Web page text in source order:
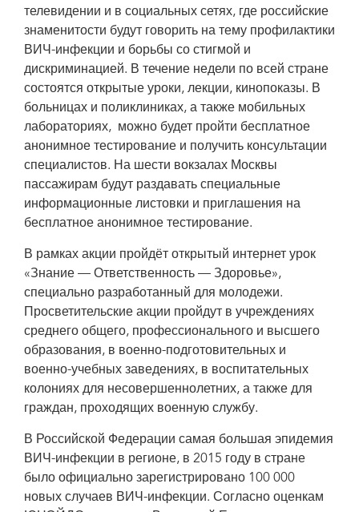
телевидении и в социальных сетях, где российские
знаменитости будут говорить на тему профилактики
ВИЧ-инфекции и борьбы со стигмой и
дискриминацией. В течение недели по всей стране
состоятся открытые уроки, лекции, кинопоказы. В
больницах и поликлиниках, а также мобильных
лабораториях, можно будет пройти бесплатное
анонимное тестирование и получить консультации
специалистов. На шести вокзалах Москвы
пассажирам будут раздавать специальные
информационные листовки и приглашения на
бесплатное анонимное тестирование.
В рамках акции пройдёт открытый интернет урок
«Знание — Ответственность — Здоровье»,
специально разработанный для молодежи.
Просветительские акции пройдут в учреждениях
среднего общего, профессионального и высшего
образования, в военно-подготовительных и
военно-учебных заведениях, в воспитательных
колониях для несовершеннолетних, а также для
граждан, проходящих военную службу.
В Российской Федерации самая большая эпидемия
ВИЧ-инфекции в регионе, в 2015 году в стране
было официально зарегистрировано 100 000
новых случаев ВИЧ-инфекции. Согласно оценкам